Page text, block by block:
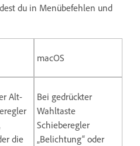
du in Menübefehlen und
macOS
Alt-
die
Bei gedrückter
Wahltaste
Schieberegler
„Belichtung“ oder